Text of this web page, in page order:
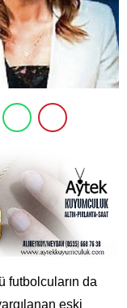
futbolcuların da
eski